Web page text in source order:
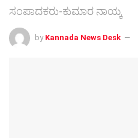
ಸಂಪಾದಕರು-ಕುಮಾರ ನಾಯ್ಕ
by Kannada News Desk